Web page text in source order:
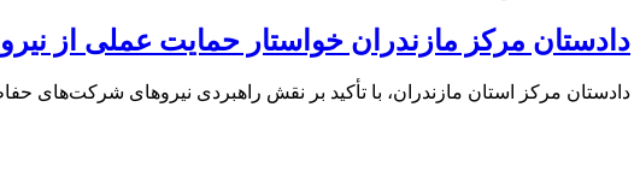
دادستان مرکز مازندران خواستار حمایت عملی از
دادستان مرکز استان مازندران، با تأکید بر نقش راهبردی نیروهای شرکت‌های